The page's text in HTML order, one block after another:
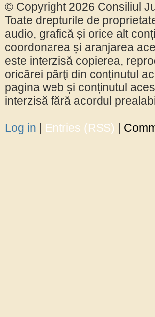
© Copyright 2026 Consiliul
Toate drepturile de
audio, grafică și orice alt
coordonarea și aranjarea
este interzisă copierea,
oricărei părţi din conținutul
pagina web și conținutul
interzisă fără acordul
Log in | Entries (RSS) |